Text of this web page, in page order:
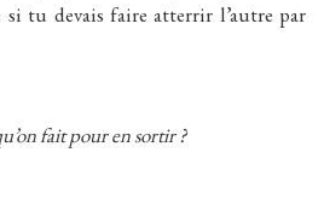
tu devais faire atterrir l’autre par
fait pour en sortir ?